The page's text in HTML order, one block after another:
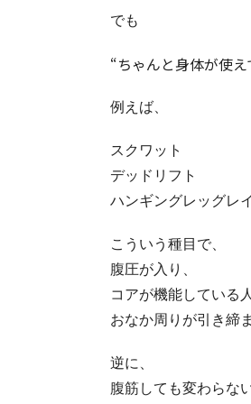
でも
“ちゃんと身体が使
例えば、
スクワット
デッドリフト
ハンギングレッグレ
こういう種目で、
腹圧が入り、
コアが機能している
おなか周りが引き締
逆に、
腹筋しても変わらな